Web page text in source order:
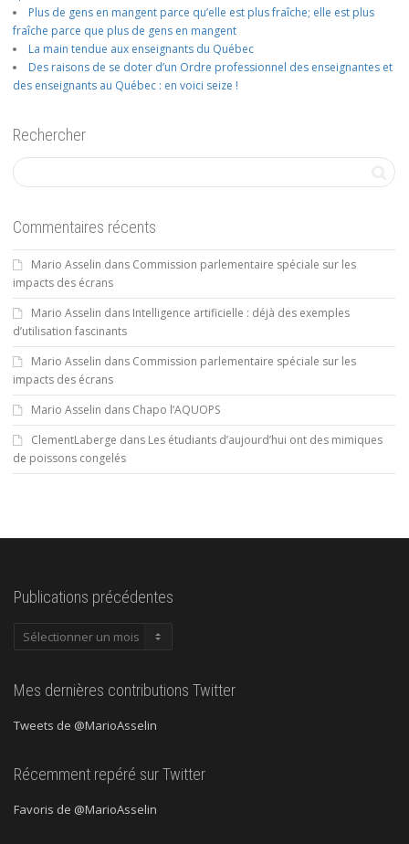
Plus de gens en mangent parce qu’elle est plus fraîche; elle est plus
fraîche parce que plus de gens en mangent
La main tendue aux enseignants du Québec
Des raisons de se doter d’un Ordre professionnel des enseignantes et
des enseignants au Québec : en voici seize !
Rechercher
Commentaires récents
Mario Asselin dans Commission parlementaire spéciale sur les
impacts des écrans
Mario Asselin dans Intelligence artificielle : déjà des exemples
d’utilisation fascinants
Mario Asselin dans Commission parlementaire spéciale sur les
impacts des écrans
Mario Asselin dans Chapo l’AQUOPS
ClementLaberge dans Les étudiants d’aujourd’hui ont des mimiques
de poissons congelés
Publications précédentes
Publications
Mes dernières contributions Twitter
Tweets de @MarioAsselin
Récemment repéré sur Twitter
Favoris de @MarioAsselin